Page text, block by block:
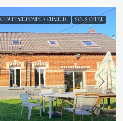
CHAUFFAGE POMPE À CHALEUR SOUS OFFRE